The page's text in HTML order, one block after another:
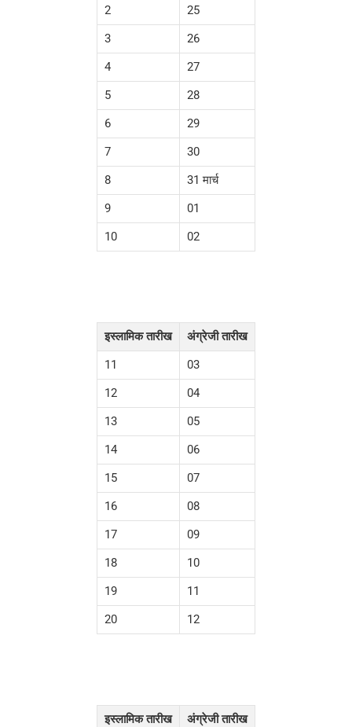
2
25
3
26
4
27
5
28
6
29
7
30
8
31 मार्च
9
01
10
02
इस्लामिक तारीख
अंग्रेजी तारीख
11
03
12
04
13
05
14
06
15
07
16
08
17
09
18
10
19
11
20
12
इस्लामिक तारीख
अंग्रेजी तारीख